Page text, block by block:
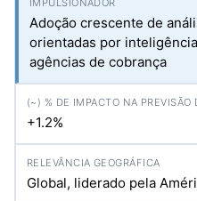
Adoção crescente de
orientadas por
agências de cobrança
+1.2%
Global, liderado pela